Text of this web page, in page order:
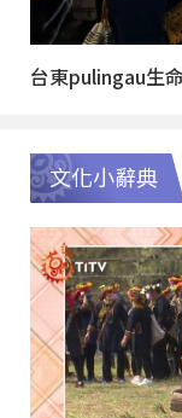
台東pulingau生
文化小辭典